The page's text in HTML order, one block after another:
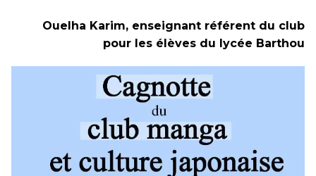
Ouelha Karim, enseignant référent du club
pour les élèves du lycée Barthou